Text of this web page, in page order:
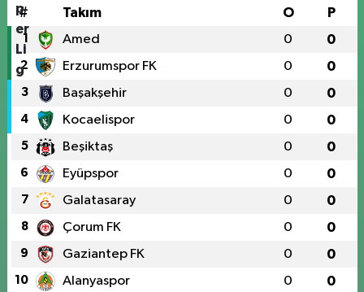
# Takım O P
1 Amed 0 0
2 Erzurumspor FK 0 0
3 Başakşehir 0 0
4 Kocaelispor 0 0
5 Beşiktaş 0 0
6 Eyüpspor 0 0
7 Galatasaray 0 0
8 Çorum FK 0 0
9 Gaziantep FK 0 0
10 Alanyaspor 0 0